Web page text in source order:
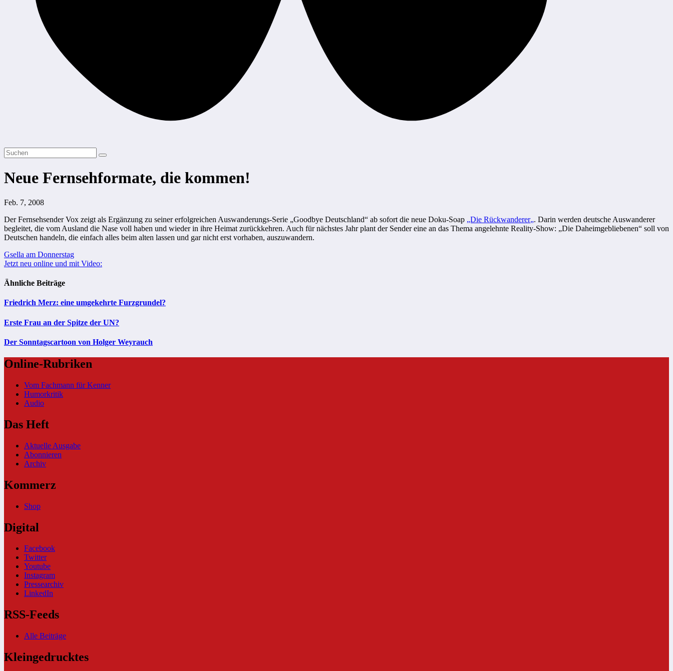
Neue Fernsehformate, die kommen!
Feb. 7, 2008
Der Fernsehsender Vox zeigt als Ergänzung zu seiner erfolgreichen Auswanderungs-Serie „Goodbye Deutschland“ ab sofort die neue Doku-Soap „Die Rückwanderer„. Darin werden deutsche Auswanderer
begleitet, die vom Ausland die Nase voll haben und wieder in ihre Heimat zurückkehren. Auch für nächstes Jahr plant der Sender eine an das Thema angelehnte Reality-Show: „Die Daheimgebliebenen“ soll von
Deutschen handeln, die einfach alles beim alten lassen und gar nicht erst vorhaben, auszuwandern.
Beitragsnavigation
Gsella am Donnerstag
Jetzt neu online und mit Video:
Ähnliche Beiträge
Friedrich Merz: eine umgekehrte Furzgrundel?
Erste Frau an der Spitze der UN?
Der Sonntagscartoon von Holger Weyrauch
Online-Rubriken
Vom Fachmann für Kenner
Humorkritik
Audio
Das Heft
Aktuelle Ausgabe
Abonnieren
Archiv
Kommerz
Shop
Digital
Facebook
Twitter
Youtube
Instagram
Pressearchiv
LinkedIn
RSS-Feeds
Alle Beiträge
Kleingedrucktes